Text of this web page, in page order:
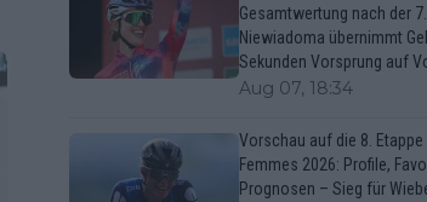
Gesamtwertung nach der
Niewiadoma übernimmt
Sekunden Vorsprung auf
Aug 07, 18:34
Vorschau auf die 8. Etappe
Femmes 2026: Profile,
Prognosen – Sieg für